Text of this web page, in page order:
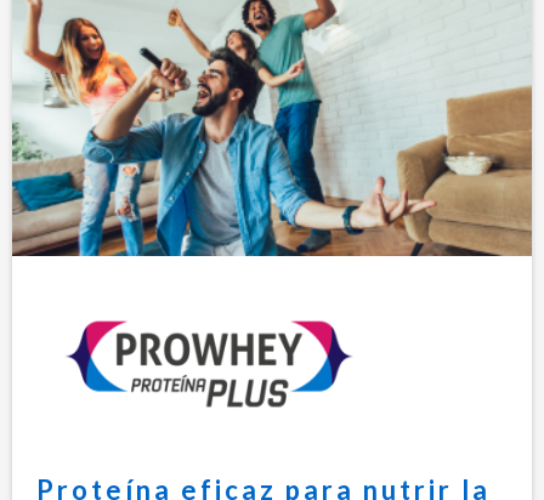
Proteína eficaz para nutrir la